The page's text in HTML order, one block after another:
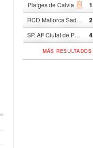
Platges de Calvia 1
RCD Mallorca Sad "B" 2
SP. Atº Ciutat de Palma 4
MÁS RESULTADOS